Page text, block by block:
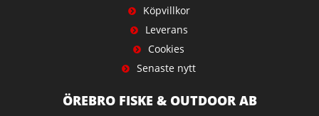
Köpvillkor
Leverans
Cookies
Senaste nytt
ÖREBRO FISKE & OUTDOOR AB